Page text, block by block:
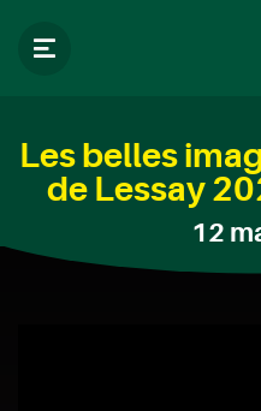
Les belles
de Lessay
12